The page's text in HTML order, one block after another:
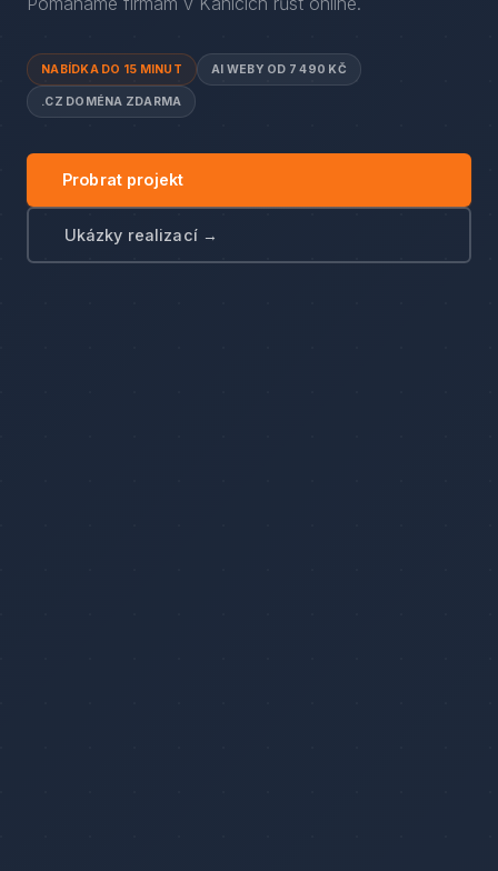
NABÍDKA DO 15 MINUT AI WEBY OD 7 490 KČ
.CZ DOMÉNA ZDARMA
Probrat projekt
Ukázky realizací →